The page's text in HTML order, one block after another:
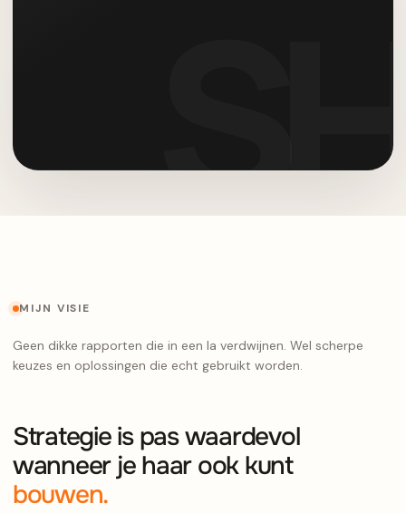
MIJN VISIE
Geen dikke rapporten die in een la verdwijnen. Wel scherpe
keuzes en oplossingen die echt gebruikt worden.
Strategie is pas waardevol
wanneer je haar ook kunt
bouwen.